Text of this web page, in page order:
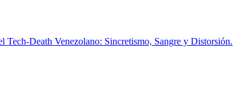
Tech-Death Venezolano: Sincretismo, Sangre y Distorsión.